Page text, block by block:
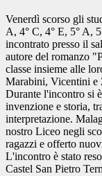
Venerdì scorso gli
A, 4° C, 4° E, 5° A,
incontrato presso il
autore del romanzo
classe insieme alle
Marabini, Vicentini e
Durante l'incontro si
invenzione e storia,
interpretazione.
nostro Liceo negli
ragazzi e offerto
L'incontro è stato
Castel San Pietro